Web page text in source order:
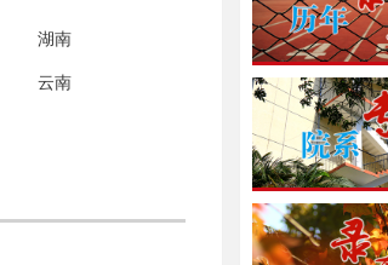
湖南
云南